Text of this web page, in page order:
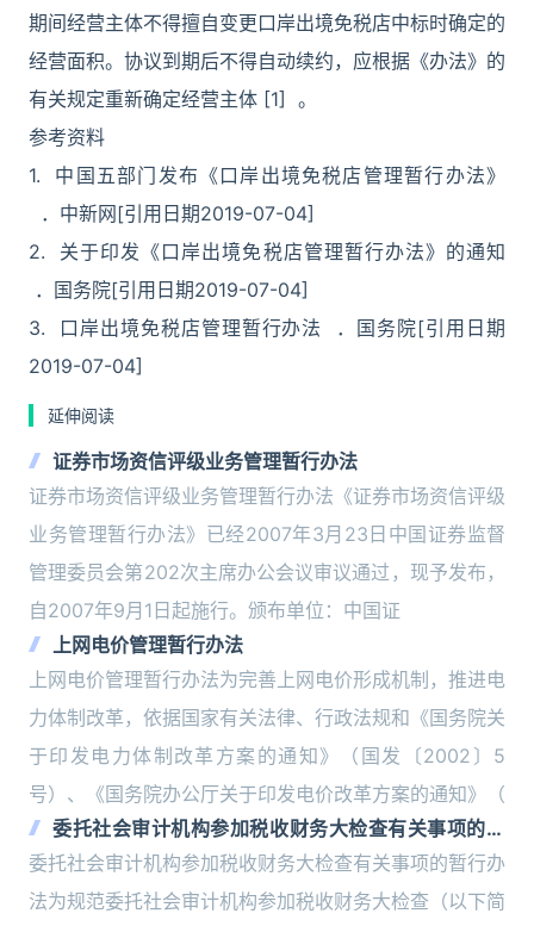
期间经营主体不得擅自变更口岸出境免税店中标时确定的
经营面积。协议到期后不得自动续约，应根据《办法》的
有关规定重新确定经营主体 [1] 。
参考资料
1. 中国五部门发布《口岸出境免税店管理暂行办法》
．中新网[引用日期2019-07-04]
2. 关于印发《口岸出境免税店管理暂行办法》的通知
．国务院[引用日期2019-07-04]
3. 口岸出境免税店管理暂行办法 ．国务院[引用日期
2019-07-04]
延伸阅读
证券市场资信评级业务管理暂行办法
证券市场资信评级业务管理暂行办法《证券市场资信评级
业务管理暂行办法》已经2007年3月23日中国证券监督
管理委员会第202次主席办公会议审议通过，现予发布，
自2007年9月1日起施行。颁布单位：中国证
上网电价管理暂行办法
上网电价管理暂行办法为完善上网电价形成机制，推进电
力体制改革，依据国家有关法律、行政法规和《国务院关
于印发电力体制改革方案的通知》（国发〔2002〕5
号）、《国务院办公厅关于印发电价改革方案的通知》（
委托社会审计机构参加税收财务大检查有关事项的暂
行办法
委托社会审计机构参加税收财务大检查有关事项的暂行办
法为规范委托社会审计机构参加税收财务大检查（以下简